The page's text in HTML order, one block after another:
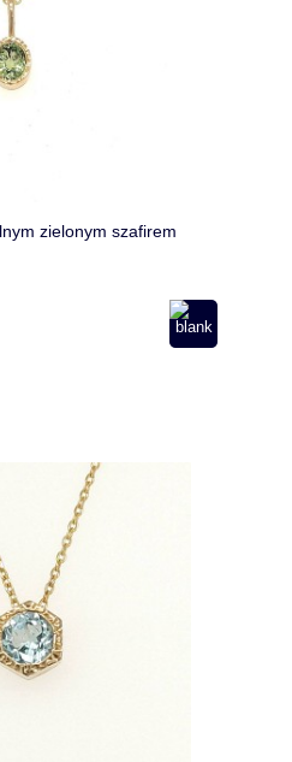
zielonym szafirem